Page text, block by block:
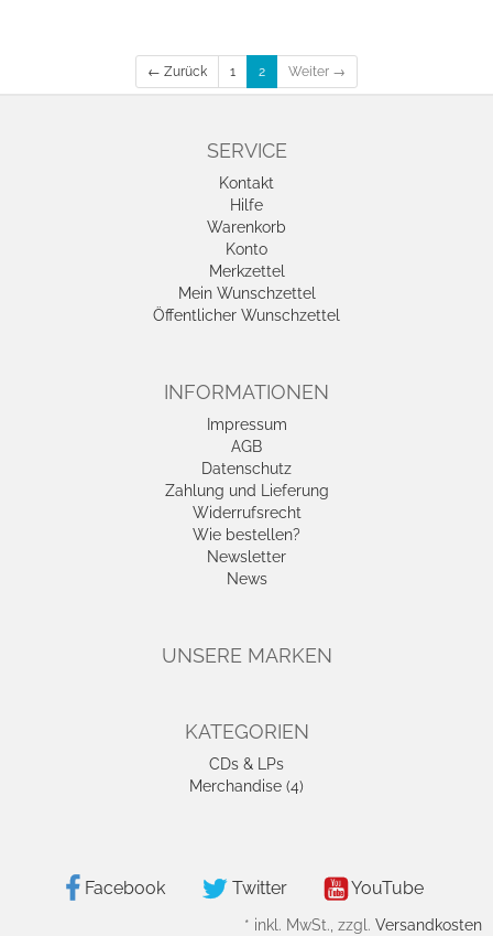
← Zurück 1 2 Weiter →
SERVICE
Kontakt
Hilfe
Warenkorb
Konto
Merkzettel
Mein Wunschzettel
Öffentlicher Wunschzettel
INFORMATIONEN
Impressum
AGB
Datenschutz
Zahlung und Lieferung
Widerrufsrecht
Wie bestellen?
Newsletter
News
UNSERE MARKEN
KATEGORIEN
CDs & LPs
Merchandise (4)
Facebook Twitter YouTube
* inkl. MwSt., zzgl. Versandkosten